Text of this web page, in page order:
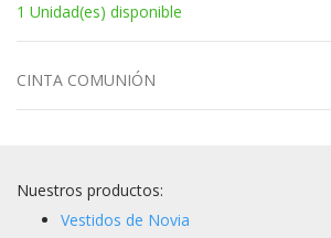
1 Unidad(es) disponible
CINTA COMUNIÓN
Nuestros productos:
Vestidos de Novia